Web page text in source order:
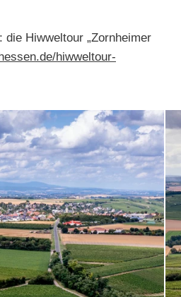
Hiwweltour „Zornheimer
hiwweltour-